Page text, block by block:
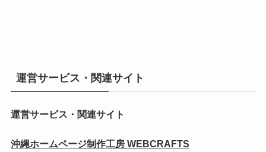
運営サービス・関連サイト
運営サービス・関連サイト
沖縄ホームページ制作工房 WEBCRAFTS